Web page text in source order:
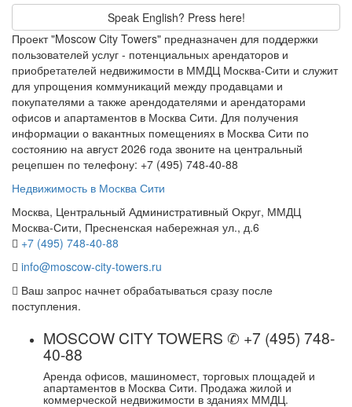
Speak English? Press here!
Проект "Moscow City Towers" предназначен для поддержки
пользователей услуг - потенциальных арендаторов и
приобретателей недвижимости в ММДЦ Москва-Сити и служит
для упрощения коммуникаций между продавцами и
покупателями а также арендодателями и арендаторами
офисов и апартаментов в Москва Сити. Для получения
информации о вакантных помещениях в Москва Сити по
состоянию на август 2026 года звоните на центральный
рецепшен по телефону: +7 (495) 748-40-88
Недвижимость в Москва Сити
Москва, Центральный Административный Округ, ММДЦ
Москва-Сити, Пресненская набережная ул., д.6
+7 (495) 748-40-88
info@moscow-city-towers.ru
Ваш запрос начнет обрабатываться сразу после
поступления.
MOSCOW CITY TOWERS ✆ +7 (495) 748-
40-88
Аренда офисов, машиномест, торговых площадей и
апартаментов в Москва Сити. Продажа жилой и
коммерческой недвижимости в зданиях ММДЦ.